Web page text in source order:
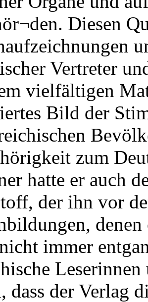
Diesen
Vertreter
vielfältigen
Bild der
zum
hatte er auch
der ihn vor
immer
dass der Verlag